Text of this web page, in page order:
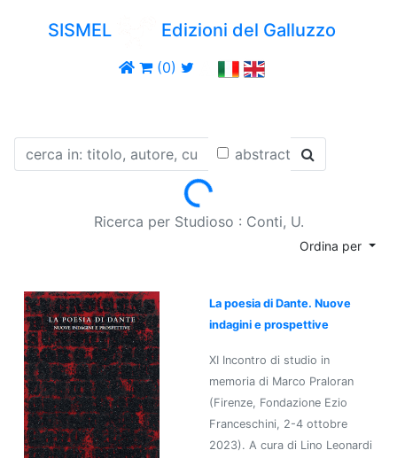
SISMEL Edizioni del Galluzzo
(0)
abstract
Loading...
Ricerca per Studioso : Conti, U.
Ordina per
La poesia di Dante. Nuove
indagini e prospettive
XI Incontro di studio in
memoria di Marco Praloran
(Firenze, Fondazione Ezio
Franceschini, 2-4 ottobre
2023). A cura di Lino Leonardi